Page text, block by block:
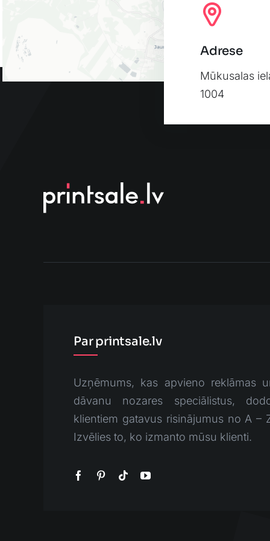
Adrese
Mūkusalas
1004
Par printsale.lv
Uzņēmums, kas apvieno reklāmas
dāvanu nozares speciālistus,
klientiem gatavus risinājumus no A –
Izvēlies to, ko izmanto mūsu klienti.